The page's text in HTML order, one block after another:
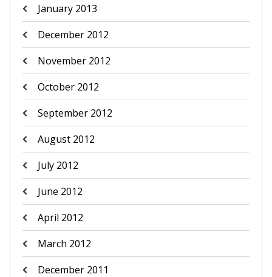
January 2013
December 2012
November 2012
October 2012
September 2012
August 2012
July 2012
June 2012
April 2012
March 2012
December 2011